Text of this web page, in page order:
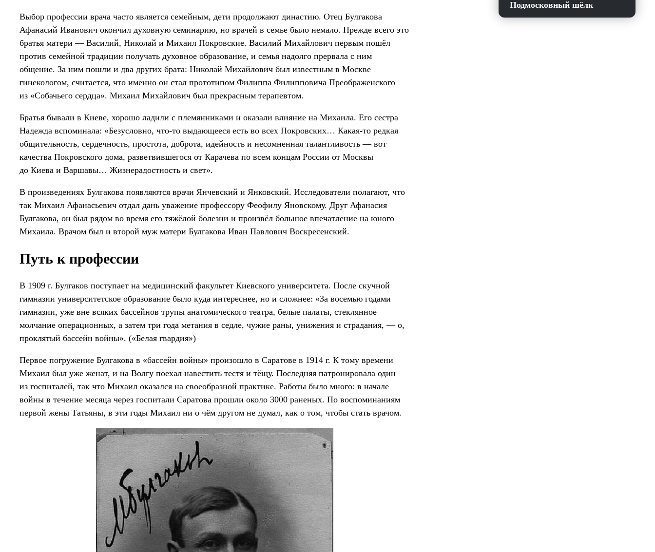
Выбор профессии врача часто является семейным, дети продолжают династию. Отец Булгакова
Афанасий Иванович окончил духовную семинарию, но врачей в семье было немало. Прежде всего это
братья матери — Василий, Николай и Михаил Покровские. Василий Михайлович первым пошёл
против семейной традиции получать духовное образование, и семья надолго прервала с ним
общение. За ним пошли и два других брата: Николай Михайлович был известным в Москве
гинекологом, считается, что именно он стал прототипом Филиппа Филипповича Преображенского
из «Собачьего сердца». Михаил Михайлович был прекрасным терапевтом.
Братья бывали в Киеве, хорошо ладили с племянниками и оказали влияние на Михаила. Его сестра
Надежда вспоминала: «Безусловно, что-то выдающееся есть во всех Покровских… Какая-то редкая
общительность, сердечность, простота, доброта, идейность и несомненная талантливость — вот
качества Покровского дома, разветвившегося от Карачева по всем концам России от Москвы
до Киева и Варшавы… Жизнерадостность и свет».
В произведениях Булгакова появляются врачи Янчевский и Янковский. Исследователи полагают, что
так Михаил Афанасьевич отдал дань уважение профессору Феофилу Яновскому. Друг Афанасия
Булгакова, он был рядом во время его тяжёлой болезни и произвёл большое впечатление на юного
Михаила. Врачом был и второй муж матери Булгакова Иван Павлович Воскресенский.
Путь к профессии
В 1909 г. Булгаков поступает на медицинский факультет Киевского университета. После скучной
гимназии университетское образование было куда интереснее, но и сложнее: «За восемью годами
гимназии, уже вне всяких бассейнов трупы анатомического театра, белые палаты, стеклянное
молчание операционных, а затем три года метания в седле, чужие раны, унижения и страдания, — о,
проклятый бассейн войны». («Белая гвардия»)
Первое погружение Булгакова в «бассейн войны» произошло в Саратове в 1914 г. К тому времени
Михаил был уже женат, и на Волгу поехал навестить тестя и тёщу. Последняя патронировала один
из госпиталей, так что Михаил оказался на своеобразной практике. Работы было много: в начале
войны в течение месяца через госпитали Саратова прошли около 3000 раненых. По воспоминаниям
первой жены Татьяны, в эти годы Михаил ни о чём другом не думал, как о том, чтобы стать врачом.
Подмосковный шёлк